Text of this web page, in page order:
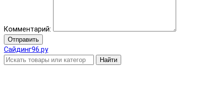
Комментарий:
Отправить
Сайдинг96.ру
Найти